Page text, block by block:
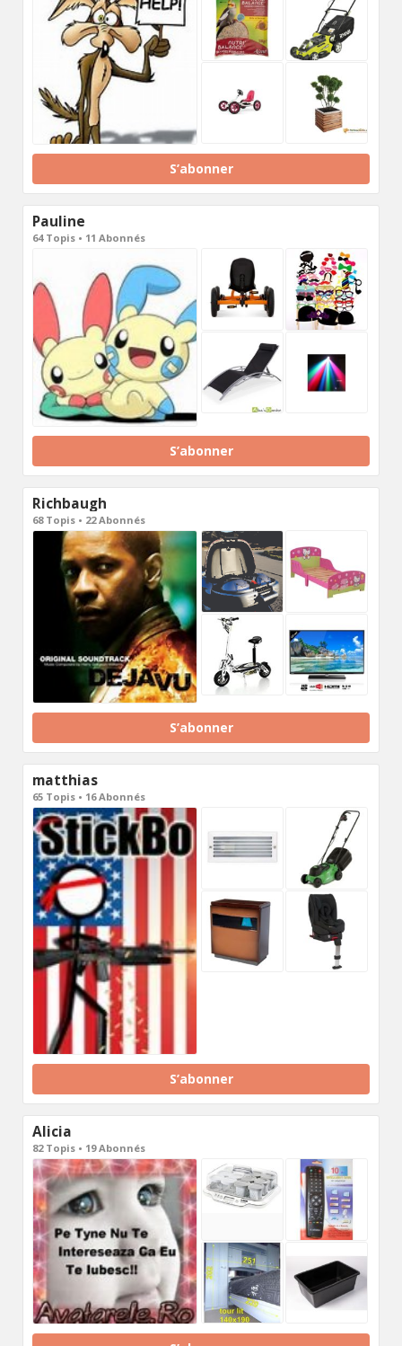
S’abonner
Pauline
64 Topis • 11 Abonnés
S’abonner
Richbaugh
68 Topis • 22 Abonnés
S’abonner
matthias
65 Topis • 16 Abonnés
S’abonner
Alicia
82 Topis • 19 Abonnés